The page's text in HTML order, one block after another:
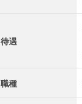
待遇
職種